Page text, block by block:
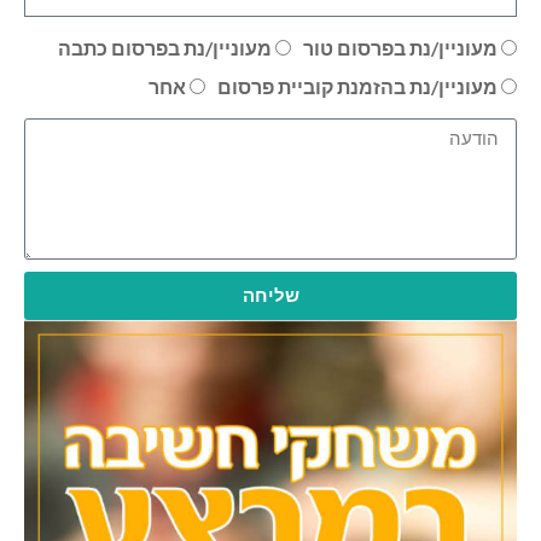
מעוניין/נת בפרסום טור
מעוניין/נת בפרסום כתבה
מעוניין/נת בהזמנת קוביית פרסום
אחר
שליחה